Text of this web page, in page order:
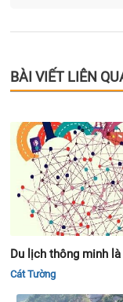
BÀI VIẾT LIÊN
Du lịch thông minh
Cát Tường